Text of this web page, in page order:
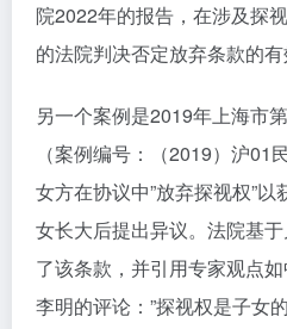
院2022年的报告，在涉及探
的法院判决否定放弃条款的有
另一个案例是2019年上海市
（案例编号：（2019）沪01
女方在协议中”放弃探视权”
女长大后提出异议。法院基
了该条款，并引用专家观点
李明的评论：”探视权是子女